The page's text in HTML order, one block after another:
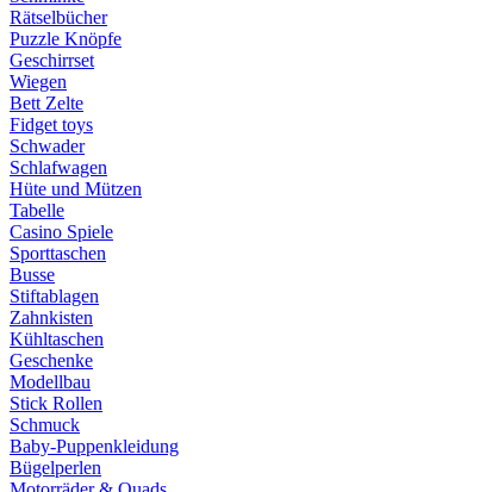
Rätselbücher
Puzzle Knöpfe
Geschirrset
Wiegen
Bett Zelte
Fidget toys
Schwader
Schlafwagen
Hüte und Mützen
Tabelle
Casino Spiele
Sporttaschen
Busse
Stiftablagen
Zahnkisten
Kühltaschen
Geschenke
Modellbau
Stick Rollen
Schmuck
Baby-Puppenkleidung
Bügelperlen